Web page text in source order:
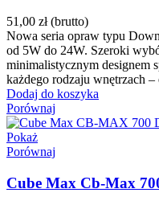
51,00 zł (brutto)
Nowa seria opraw typu
od 5W do 24W. Szeroki
minimalistycznym designem
każdego rodzaju wnętrzach –
Dodaj do koszyka
Porównaj
Pokaż
Porównaj
Cube Max Cb-Max